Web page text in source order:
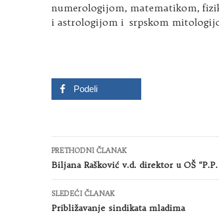
numerologijom, matematikom,
i astrologijom i srpskom
Podeli
Kretanje
članaka
PRETHODNI ČLANAK
Biljana Rašković v.d. direktor u OŠ
SLEDEĆI ČLANAK
Približavanje sindikata mladima